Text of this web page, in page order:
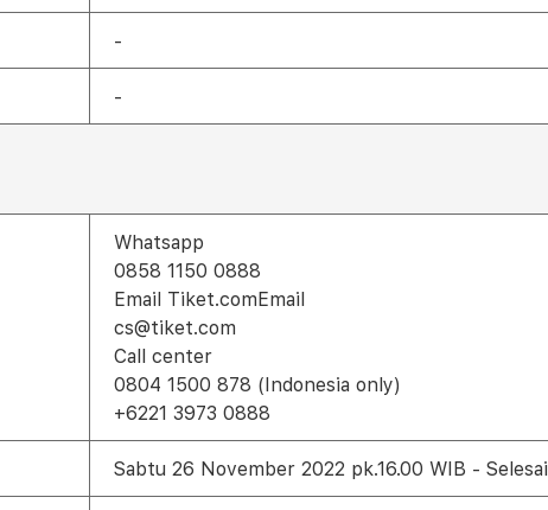
-
-
Whatsapp
0858 1150 0888
Email Tiket.comEmail
cs@tiket.com
Call center
0804 1500 878 (Indonesia only)
+6221 3973 0888
Sabtu 26 November 2022 pk.16.00 WIB - Selesai